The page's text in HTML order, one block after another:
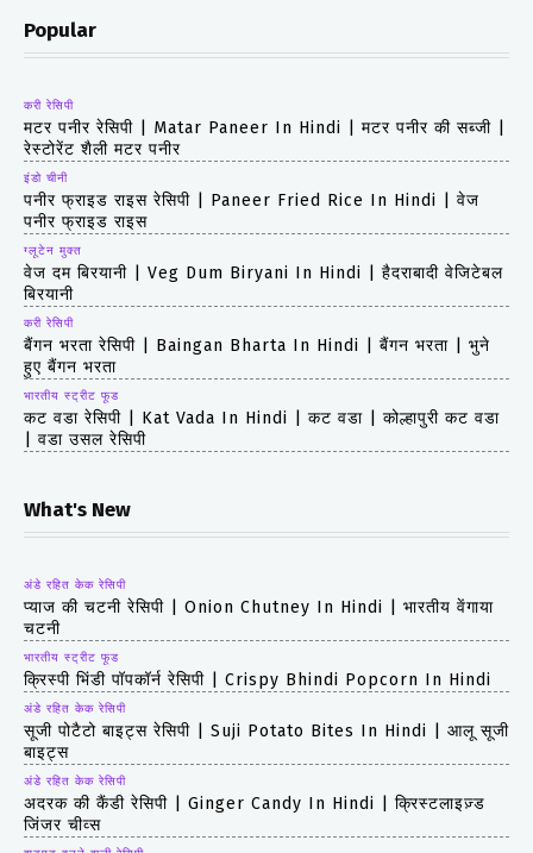
Popular
करी रेसिपी
मटर पनीर रेसिपी | Matar Paneer In Hindi | मटर पनीर की सब्जी |
रेस्टोरेंट शैली मटर पनीर
इंडो चीनी
पनीर फ्राइड राइस रेसिपी | Paneer Fried Rice In Hindi | वेज
पनीर फ्राइड राइस
ग्लूटेन मुक्त
वेज दम बिरयानी | Veg Dum Biryani In Hindi | हैदराबादी वेजिटेबल
बिरयानी
करी रेसिपी
बैंगन भरता रेसिपी | Baingan Bharta In Hindi | बैंगन भरता | भुने
हुए बैंगन भरता
भारतीय स्ट्रीट फूड
कट वडा रेसिपी | Kat Vada In Hindi | कट वडा | कोल्हापुरी कट वडा
| वडा उसल रेसिपी
What's New
अंडे रहित केक रेसिपी
प्याज की चटनी रेसिपी | Onion Chutney In Hindi | भारतीय वेंगाया
चटनी
भारतीय स्ट्रीट फूड
क्रिस्पी भिंडी पॉपकॉर्न रेसिपी | Crispy Bhindi Popcorn In Hindi
अंडे रहित केक रेसिपी
सूजी पोटैटो बाइट्स रेसिपी | Suji Potato Bites In Hindi | आलू सूजी
बाइट्स
अंडे रहित केक रेसिपी
अदरक की कैंडी रेसिपी | Ginger Candy In Hindi | क्रिस्टलाइज़्ड
जिंजर चीव्स